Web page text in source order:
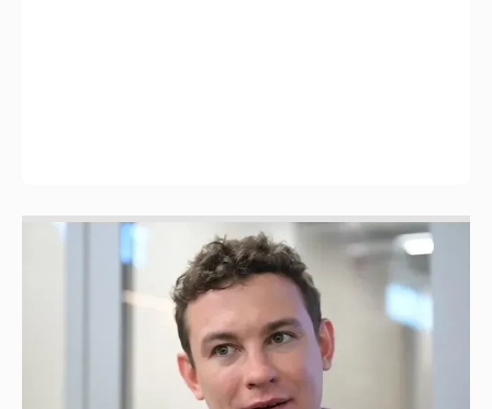
Никита Кологривый высказался насчёт